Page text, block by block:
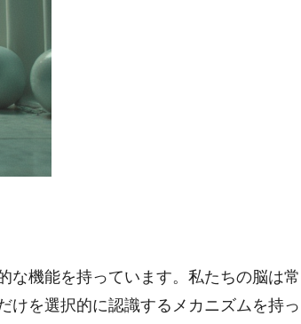
な機能を持っています。私たちの脳は常
けを選択的に認識するメカニズムを持っ